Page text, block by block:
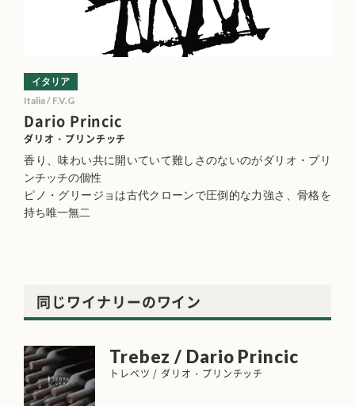
Dario Princic
ダリオ・プリンチッチ
イタリア
Italia / F.V.G
香り、味わい共に開いていて難しさのないのがダリオ・プリ
ンチッチの個性
ピノ・グリージョは古代クローンで圧倒的な力強さ、骨格を
持ち唯一無二
同じワイナリーのワイン
Trebez / Dario Princic
トレベツ / ダリオ・プリンチッチ